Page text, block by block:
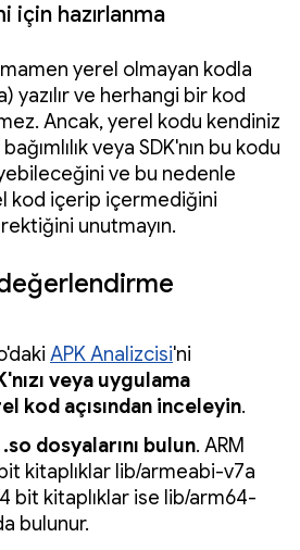
için hazırlanma
yerel olmayan kodla
yazılır ve herhangi bir kod
Ancak, yerel kodu kendiniz
veya SDK'nın bu kodu
ve bu nedenle
kod içerip içermediğini
unutmayın.
değerlendirme
APK Analizcisi'ni
veya uygulama
kod açısından inceleyin.
.so dosyalarını bulun. ARM
kitaplıklar lib/armeabi-v7a
bit kitaplıklar ise lib/arm64-
bulunur.